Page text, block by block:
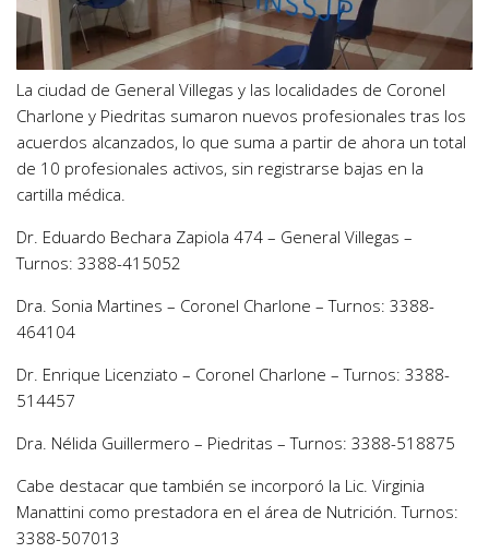
La ciudad de General Villegas y las localidades de Coronel
Charlone y Piedritas sumaron nuevos profesionales tras los
acuerdos alcanzados, lo que suma a partir de ahora un total
de 10 profesionales activos, sin registrarse bajas en la
cartilla médica.
Dr. Eduardo Bechara Zapiola 474 – General Villegas –
Turnos: 3388-415052
Dra. Sonia Martines – Coronel Charlone – Turnos: 3388-
464104
Dr. Enrique Licenziato – Coronel Charlone – Turnos: 3388-
514457
Dra. Nélida Guillermero – Piedritas – Turnos: 3388-518875
Cabe destacar que también se incorporó la Lic. Virginia
Manattini como prestadora en el área de Nutrición. Turnos:
3388-507013